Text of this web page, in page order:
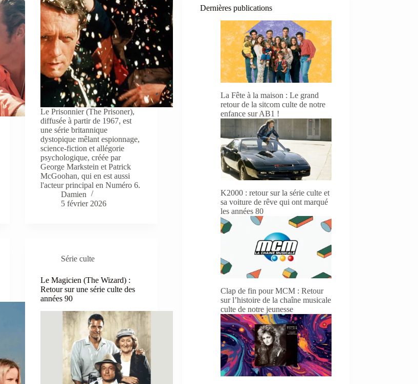
Le Prisonnier (The Prisoner),
diffusée à partir de 1967, est
une série britannique
dystopique mêlant espionnage,
science-fiction et allégorie
psychologique, créée par
George Markstein et Patrick
McGoohan, qui en est aussi
l'acteur principal en Numéro 6.
Damien
5 février 2026
Série culte
Le Magicien (The Wizard) :
Retour sur une série culte des
années 90
Dernières publications
La Fête à la maison : Le grand
retour de la sitcom culte de notre
enfance sur AB1 !
K2000 : retour sur la série culte et
sa voiture de rêve qui ont marqué
les années 80
Clap de fin pour MCM : Retour
sur l’histoire de la chaîne musicale
culte de notre jeunesse